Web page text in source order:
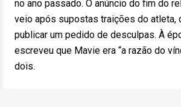
no ano passado. O anúncio do fim do
veio após supostas traições do atleta,
publicar um pedido de desculpas. À
escreveu que Mavie era “a razão do
dois.